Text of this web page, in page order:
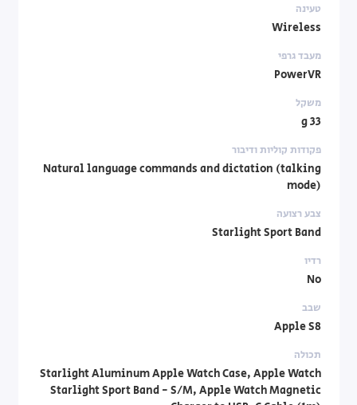
טעינה
Wireless
מעבד גרפי
PowerVR
משקל
33 g
פקודות קוליות ודיבור
Natural language commands and dictation (talking
mode)
צבע רצועה
Starlight Sport Band
רדיו
No
שבב
Apple S8
תכולה
Starlight Aluminum Apple Watch Case, Apple Watch
Starlight Sport Band - S/M, Apple Watch Magnetic